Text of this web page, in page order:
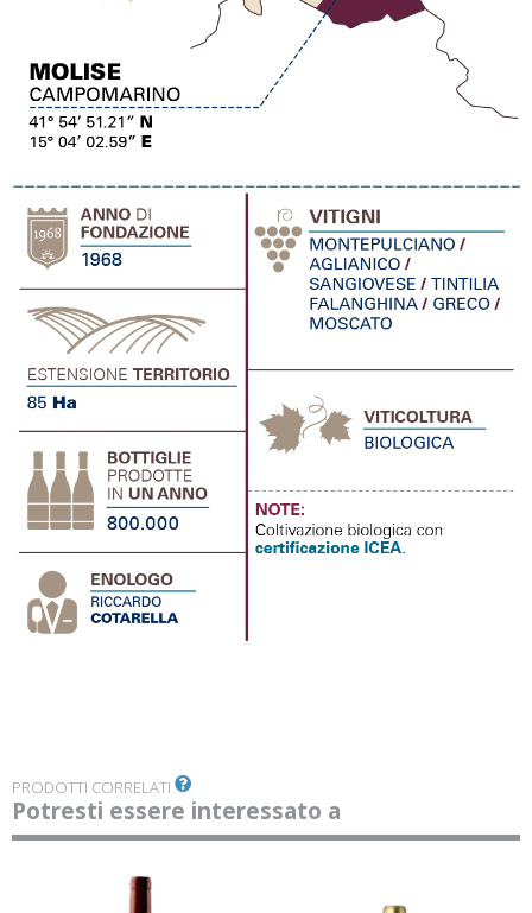
PRODOTTI CORRELATI
Potresti essere interessato a